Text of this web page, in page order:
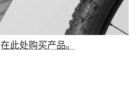
在此处购买产品。